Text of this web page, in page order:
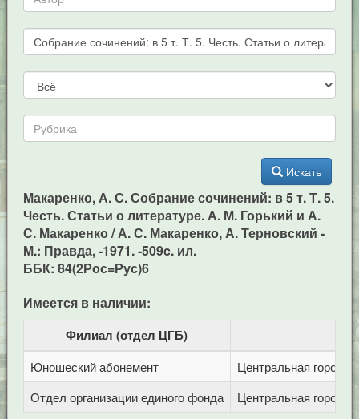
Искать
Макаренко, А. С. Собрание сочинений: в 5 т. Т. 5.
Честь. Статьи о литературе. А. М. Горький и А.
С. Макаренко / А. С. Макаренко, А. Терновский -
М.: Правда, -1971. -509c. ил.
ББК: 84(2Рос=Рус)6
Имеется в наличии:
Филиал (отдел ЦГБ)
Юношеский абонемент
Центральная
Отдел организации единого фонда
Центральная